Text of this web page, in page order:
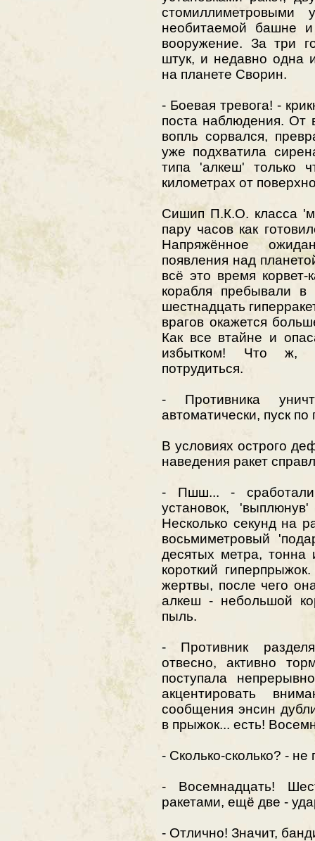
стомиллиметровыми
необитаемой башне
вооружение. За три
штук, и недавно одна
на планете Сворин.
- Боевая тревога! -
поста наблюдения. От
вопль сорвался,
уже подхватила
типа 'алкеш' только
километрах от
Сишип П.К.О. класса
пару часов как
Напряжённое
появления над
всё это время
корабля пребывали
шестнадцать
врагов окажется
Как все втайне и
избытком! Что ж,
потрудиться.
- Противника
автоматически, пуск по
В условиях острого
наведения ракет
- Пшш... - сработали
установок,
Несколько секунд на
восьмиметровый
десятых метра,
короткий
жертвы, после чего
алкеш - небольшой
пыль.
- Противник
отвесно, активно
поступала
акцентировать
сообщения энсин
в прыжок... есть!
- Сколько-сколько? - не
- Восемнадцать!
ракетами, ещё две -
- Отлично! Значит,